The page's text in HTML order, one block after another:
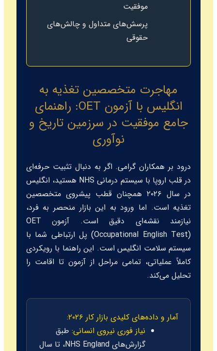
موفقیت
پرسش‌های متداول و چالش‌های
حقوقی
مهاجرت متخصصین تغذیه به
انگلیس با آزمون OET: راهنمای
جامع موفقیت در سرزمین تاریخ و
نوآوری
درود بر همکاران گرامی. اگر به دنبال تثبیت حرفه‌ای
در قلب اروپا با سیستم درمانی NHS هستید، انگلیس
در سال ۲۰۲۶ همچنان قطب پیشروی متخصصین
تغذیه است. اما ورود به این بازار منحصر به فرد،
نیازمند نقشه‌ای دقیق است. آزمون OET
(Occupational English Test) پل ارتباطی شما با
سیستم سلامت انگلیس است. این راهنما با رویکردی
کاملاً عملیاتی، تمامی مراحل از آزمون تا اقامت را
تحلیل می‌کند.
آمار و داده‌های کلیدی بازار کار ۲۰۲۶:
نیاز فوری نیروی انسانی:طبق
گزارش‌های NHS England، تا سال